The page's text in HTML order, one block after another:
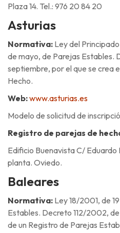
Plaza 14. Tel.: 976 20 84 20
Asturias
Normativa: Ley del
de mayo, de Parejas Estables.
septiembre, por el que se crea
Hecho.
Web:www.asturias.es
Modelo de solicitud de
Registro de parejas de
Edificio Buenavista C/ Eduardo
planta. Oviedo.
Baleares
Normativa: Ley 18/2001, de
Estables. Decreto 112/2002,
de un Registro de Parejas